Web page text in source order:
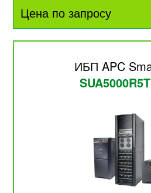
Цена по запросу
ИБП APC